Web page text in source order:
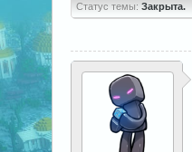
Статус темы: Закрыта.